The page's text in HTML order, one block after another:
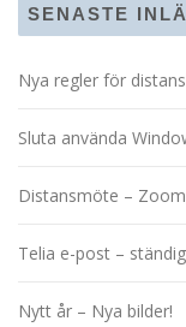
SENASTE
Nya regler för
Sluta använda
Distansmöte –
Telia e-post –
Nytt år – Nya bilder!